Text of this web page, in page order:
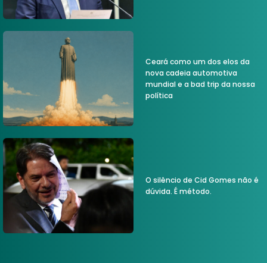
Ceará como um dos elos da
nova cadeia automotiva
mundial e a bad trip da nossa
política
O silêncio de Cid Gomes não é
dúvida. É método.